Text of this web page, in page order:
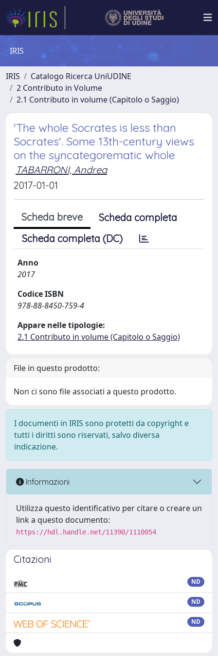
IRIS
IRIS
Catalogo Ricerca UniUDINE
2 Contributo in Volume
2.1 Contributo in volume (Capitolo o Saggio)
'The whole Socrates is less than
Socrates'. Some 13th-century views
on the syncategorematic whole
TABARRONI, Andrea
2017-01-01
Scheda breve
Scheda completa
Scheda completa (DC)
Anno
2017
Codice ISBN
978-88-8450-759-4
Appare nelle tipologie:
2.1 Contributo in volume (Capitolo o Saggio)
File in questo prodotto:
Non ci sono file associati a questo prodotto.
I documenti in IRIS sono protetti da copyright e
tutti i diritti sono riservati, salvo diversa
indicazione.
Informazioni
Utilizza questo identificativo per citare o creare un
link a questo documento:
https://hdl.handle.net/11390/1110054
Citazioni
ND
ND
ND